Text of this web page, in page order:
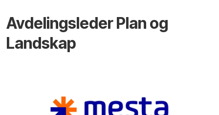
Avdelingsleder Plan og
Landskap